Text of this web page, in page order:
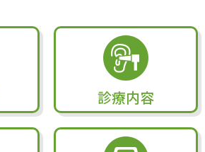
診療内容